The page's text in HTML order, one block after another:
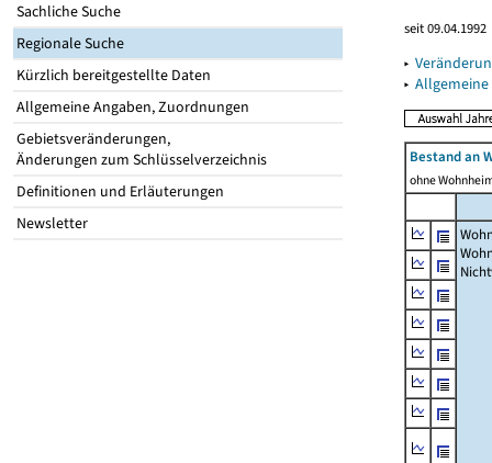
Sachliche Suche
Regionale Suche
Kürzlich bereitgestellte Daten
Allgemeine Angaben, Zuordnungen
Gebietsveränderungen,
Änderungen zum Schlüsselverzeichnis
Definitionen und Erläuterungen
Newsletter
seit 09.04.1992
▸
▸
Bestand an
ohne